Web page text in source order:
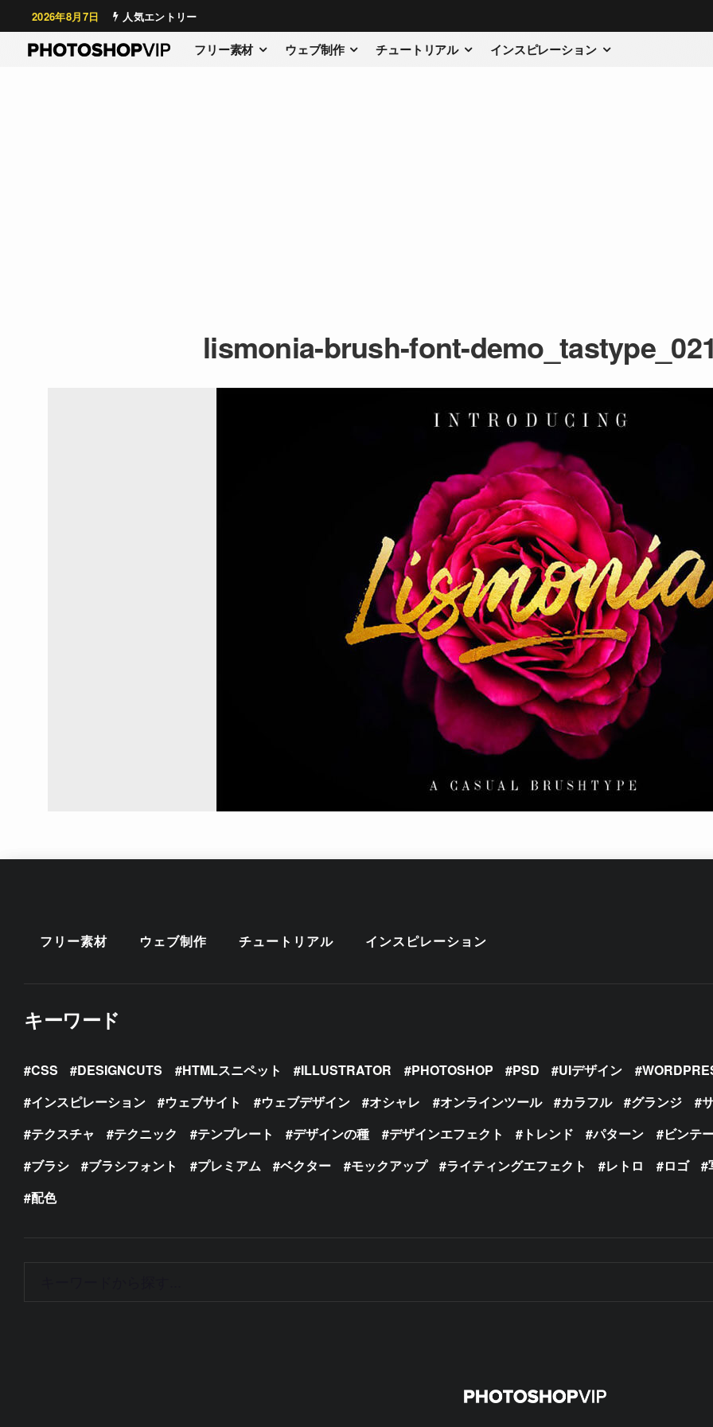
2026年8月7日 人気エントリー
フリー素材 ウェブ制作 チュートリアル インスピレーション
lismonia-brush-font-
フリー素材 ウェブ制作 チュートリアル インスピレーション
キーワード
CSS DESIGNCUTS HTMLスニペット ILLUSTRATOR PHOTOSHOP PSD UIデザイン
インスピレーション
ウェブサイト ウェブデザイン オシャレ オンラインツール カラフル グランジ
テクスチャ
テクニック テンプレート デザインの種 デザインエフェクト トレンド パターン ビンテ
ブラシ
ブラシフォント プレミアム ベクター モックアップ ライティングエフェクト レトロ ロゴ
配色